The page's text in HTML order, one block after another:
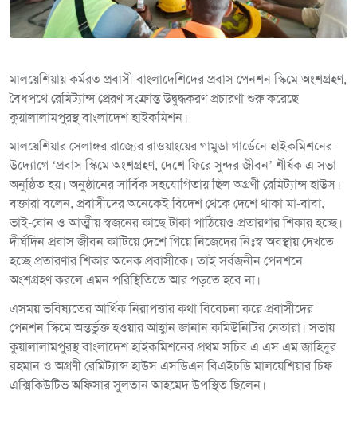
মালয়েশিয়ায় কর্মরত প্রবাসী বাংলাদেশিদের প্রবাস পেনশন স্কিমে অংশগ্রহণ,
বৈধপথে রেমিট্যান্স প্রেরণ সংক্রান্ত উদ্বুদ্ধকরণ প্রচারণা শুরু করেছে
কুয়ালালামপুরস্থ বাংলাদেশ হাইকমিশন।
মালয়েশিয়ার সেলাঙ্গর রাজ্যের রাওয়াংয়ের গামুডা গার্ডেনে হাইকমিশনের
উদ্যোগে ‘প্রবাস স্কিমে অংশগ্রহণ, দেশে ফিরে সুন্দর জীবন’ শীর্ষক এ সভা
অনুষ্ঠিত হয়। অনুষ্ঠানের সার্বিক সহযোগিতায় ছিল অগ্রণী রেমিট্যান্স হাউস।
বক্তারা বলেন, প্রবাসীদের অনেকেই বিদেশ থেকে দেশে থাকা মা-বাবা,
ভাই-বোন ও আত্মীয় স্বজনের কাছে টাকা পাঠিয়েও প্রতারণার শিকার হচ্ছে।
দীর্ঘদিন প্রবাস জীবন কাটিয়ে দেশে গিয়ে নিজেদের নিঃস্ব অবস্থায় দেখতে
হচ্ছে প্রতারণার শিকার অনেক প্রবাসীকে। তাই সর্বজনীন পেনশনে
অংশগ্রহণ করলে এমন পরিস্থিতিতে আর পড়তে হবে না।
এসময় ভবিষ্যতের আর্থিক নিরাপত্তার কথা বিবেচনা করে প্রবাসীদের
পেনশন স্কিমে অন্তর্ভুক্ত হওয়ার আহ্বান জানান কমিউনিটির নেতারা। সভায়
কুয়ালালামপুরস্থ বাংলাদেশ হাইকমিশনের প্রথম সচিব এ এস এম জাহিদুর
রহমান ও অগ্রণী রেমিট্যান্স হাউস এসডিএন বিএইচডি মালয়েশিয়ার চিফ
এক্সিকিউটিভ অফিসার সুলতান আহমেদ উপস্থিত ছিলেন।